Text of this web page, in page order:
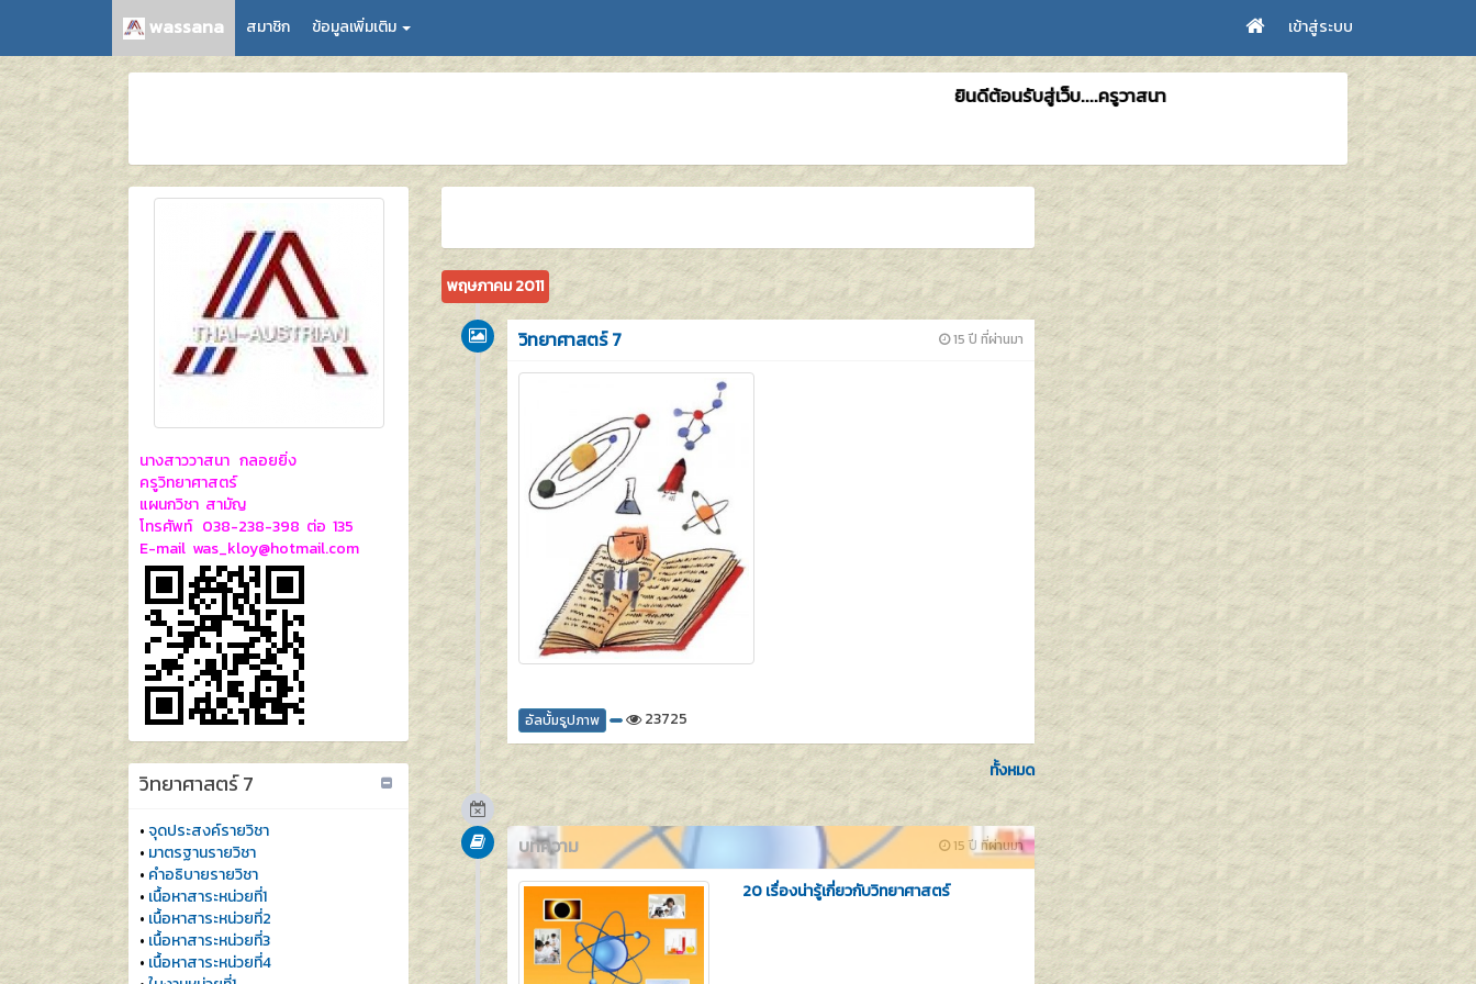
wassana สมาชิก ข้อมูลเพิ่มเติม เข้าสู่ระบบ
ยินดีต้อนรับสู่เว็บ....ครูวาสนา
นางสาววาสนา กลอยยิ่ง
ครูวิทยาศาสตร์
แผนกวิชา สามัญ
โทรศัพท์ 038-238-398 ต่อ 135
E-mail was_kloy@hotmail.com
วิทยาศาสตร์ 7
•จุดประสงค์รายวิชา
• มาตรฐานรายวิชา
• คำอธิบายรายวิชา
• เนื้อหาสาระหน่วยที่1
• เนื้อหาสาระหน่วยที่2
• เนื้อหาสาระหน่วยที่3
• เนื้อหาสาระหน่วยที่4
พฤษภาคม 2011
15 ปี ที่ผ่านมา
วิทยาศาสตร์ 7
อัลบั้มรูปภาพ 23725
ทั้งหมด
15 ปี ที่ผ่านมา
บทความ
20 เรื่องน่ารู้เกี่ยวกับวิทยาศาสตร์